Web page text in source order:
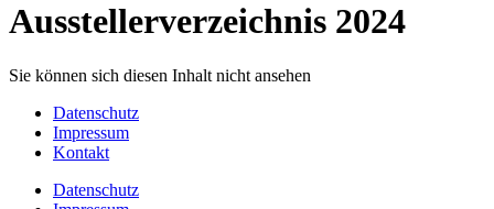
Ausstellerverzeichnis 2024
Sie können sich diesen Inhalt nicht ansehen
Datenschutz
Impressum
Kontakt
Datenschutz